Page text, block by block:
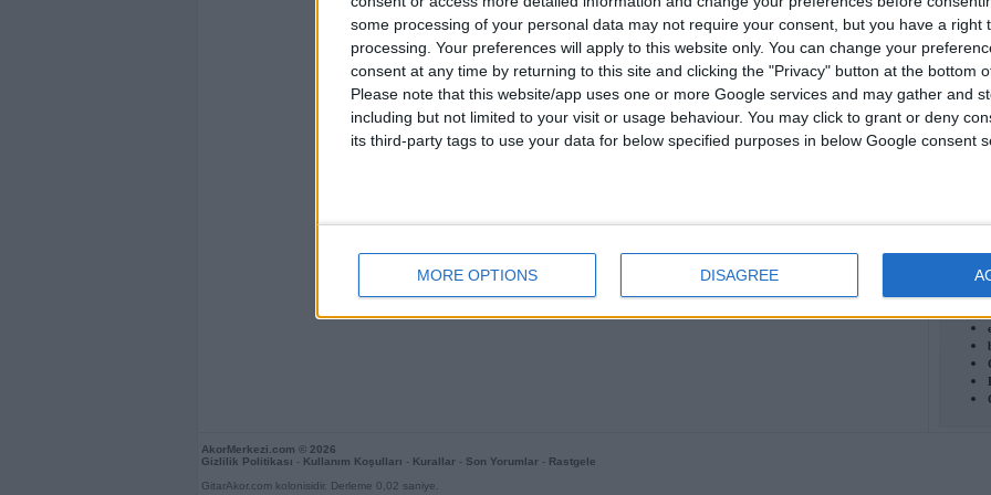
some processing of your personal data may not require your consent, but you have a right
processing. Your preferences will apply to this website only. You can change your
consent at any time by returning to this site and clicking the "Privacy" button at the bottom
Please note that this website/app uses one or more Google services and may gather and
including but not limited to your visit or usage behaviour. You may click to grant or deny
its third-party tags to use your data for below specified purposes in below Google consent
MORE OPTIONS DISAGREE
En
AkorMerkezi.com © 2026
Gizlilik Politikası - Kullanım Koşulları - Kurallar - Son Yorumlar - Rastgele
GitarAkor.com kolonisidir. Derleme 0,02 saniye.